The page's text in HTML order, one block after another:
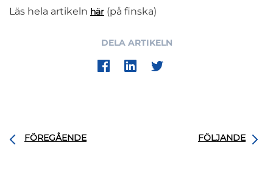
Läs hela artikeln här (på finska)
DELA ARTIKELN
FÖREGÅENDE FÖLJANDE